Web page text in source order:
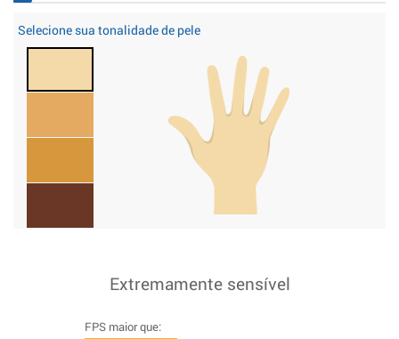
Selecione sua tonalidade de pele
Extremamente sensível
FPS maior que: